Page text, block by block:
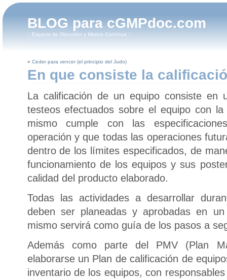
BLOG para cGMPdoc.com
:: Espacio de Discusión y Mejora Contínua ::
« Ceder para vencer (el principio del Judo)
En que consiste la
La calificación de un equipo consiste en
testeos efectuados sobre el equipo con
mismo cumple con las
operación y que todas las operaciones
dentro de los límites especificados, de
funcionamiento de los equipos y sus
calidad del producto elaborado.
Todas las actividades a desarrollar
deben ser planeadas y aprobadas en
mismo servirá como guía de los pasos a
Además como parte del PMV (Plan
elaborarse un Plan de calificación de
inventario de los equipos, con